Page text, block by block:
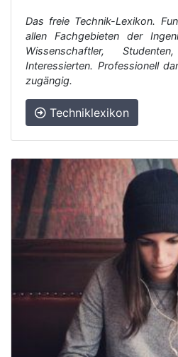
Das freie Technik-Lexikon.
allen Fachgebieten der
Wissenschaftler,
Interessierten. Professionell
zugängig.
Techniklexikon